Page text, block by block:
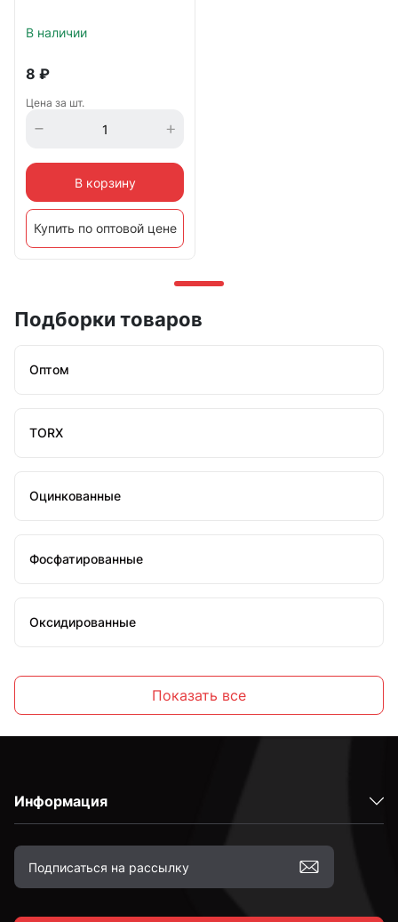
В наличии
8 ₽
Цена за шт.
В корзину
Купить по оптовой цене
Подборки товаров
Оптом
TORX
Оцинкованные
Фосфатированные
Оксидированные
С полукруглой головкой
С потайной головкой
Показать все
Информация